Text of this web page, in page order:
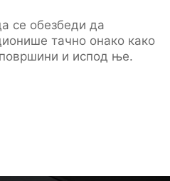
се обезбеди да
тачно онако како
и испод ње.